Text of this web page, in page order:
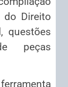
do Direito
questões
peças